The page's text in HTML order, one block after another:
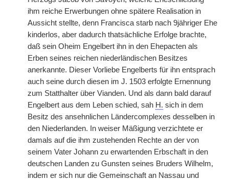
ihm reiche Erwerbungen ohne spätere Realisation in
Aussicht stellte, denn Francisca starb nach 9jähriger Ehe
kinderlos, aber dadurch thatsächliche Erfolge brachte,
daß sein Oheim Engelbert ihn in den Ehepacten als
Erben seines reichen niederländischen Besitzes
anerkannte. Dieser Vorliebe Engelberts für ihn entsprach
auch seine durch diesen im J. 1503 erfolgte Ernennung
zum Statthalter über Vianden. Und als dann bald darauf
Engelbert aus dem Leben schied, sah H. sich in dem
Besitz des ansehnlichen Ländercomplexes desselben in
den Niederlanden. In weiser Mäßigung verzichtete er
damals auf die ihm zustehenden Rechte an der von
seinem Vater Johann zu erwartenden Erbschaft in den
deutschen Landen zu Gunsten seines Bruders Wilhelm,
indem er sich nur die Gemeinschaft an Nassau und